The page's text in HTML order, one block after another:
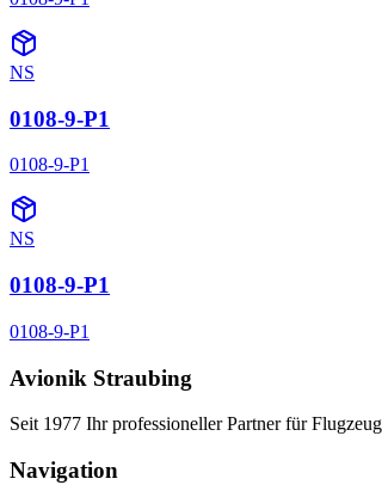
NS
0108-9-P1
0108-9-P1
NS
0108-9-P1
0108-9-P1
Avionik Straubing
Seit 1977 Ihr professioneller Partner für
Navigation